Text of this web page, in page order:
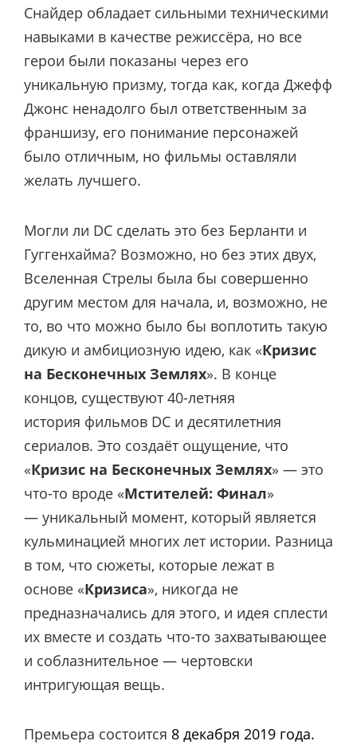
Снайдер обладает сильными техническими
навыками в качестве режиссёра, но все
герои были показаны через его
уникальную призму, тогда как, когда Джефф
Джонс ненадолго был ответственным за
франшизу, его понимание персонажей
было отличным, но фильмы оставляли
желать лучшего.
Могли ли DC сделать это без Берланти и
Гуггенхайма? Возможно, но без этих двух,
Вселенная Стрелы была бы совершенно
другим местом для начала, и, возможно, не
то, во что можно было бы воплотить такую
дикую и амбициозную идею, как «Кризис
на Бесконечных Землях». В конце
концов, существуют 40-летняя
история фильмов DC и десятилетния
сериалов. Это создаёт ощущение, что
«Кризис на Бесконечных Землях» — это
что-то вроде «Мстителей: Финал»
— уникальный момент, который является
кульминацией многих лет истории. Разница
в том, что сюжеты, которые лежат в
основе «Кризиса», никогда не
предназначались для этого, и идея сплести
их вместе и создать что-то захватывающее
и соблазнительное — чертовски
интригующая вещь.
Премьера состоится 8 декабря 2019 года.